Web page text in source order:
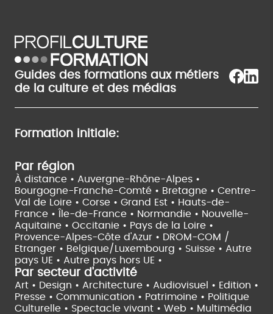
Guides des formations aux métiers
de la culture et des médias
Formation initiale:
Par région
À distance • Auvergne-Rhône-Alpes •
Bourgogne-Franche-Comté • Bretagne • Centre-
Val de Loire • Corse • Grand Est • Hauts-de-
France •
Île-de-France • Normandie • Nouvelle-
Aquitaine • Occitanie • Pays de la Loire •
Provence-Alpes-Côte d'Azur • DROM-COM /
Etranger • Belgique/Luxembourg • Suisse • Autre
pays UE • Autre pays hors UE •
Par secteur d'activité
Art • Design • Architecture • Audiovisuel • Edition •
Presse • Communication • Patrimoine • Politique
Culturelle • Spectacle vivant • Web • Multimédia